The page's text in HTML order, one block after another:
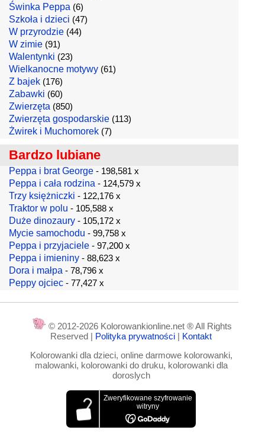
Świnka Peppa (6)
Szkoła i dzieci (47)
W przyrodzie (44)
W zimie (91)
Walentynki (23)
Wielkanocne motywy (61)
Z bajek (176)
Zabawki (60)
Zwierzęta (850)
Zwierzęta gospodarskie (113)
Żwirek i Muchomorek (7)
Bardzo lubiane
Peppa i brat George - 198,581 x
Peppa i cała rodzina - 124,579 x
Trzy księżniczki - 122,176 x
Traktor w polu - 105,588 x
Duże dinozaury - 105,172 x
Mycie samochodu - 99,758 x
Peppa i przyjaciele - 97,200 x
Peppa i imieniny - 88,623 x
Dora i małpa - 78,796 x
Peppy ojciec - 77,427 x
© 2012-2026 Kolorowankionline.net ® All Rights
Reserved | Polityka prywatności | Kontakt
Kolorowanki dla dzieci, online darmowe kolorowanki,
malowanki, kolorowanki do druku, kolorowanki dla
doroslych